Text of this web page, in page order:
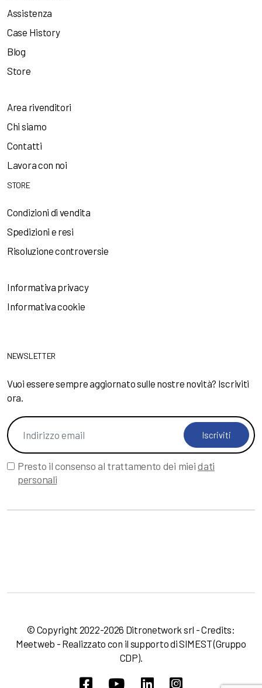
Assistenza
Case History
Blog
Store
Area rivenditori
Chi siamo
Contatti
Lavora con noi
STORE
Condizioni di vendita
Spedizioni e resi
Risoluzione controversie
Informativa privacy
Informativa cookie
NEWSLETTER
Vuoi essere sempre aggiornato sulle nostre novità? Iscriviti
ora.
Iscriviti
Presto il consenso al trattamento dei mieidati
personali
© Copyright 2022-2026 Ditronetwork srl - Credits:
Meetweb - Realizzato con il supporto diSIMEST(Gruppo
CDP).